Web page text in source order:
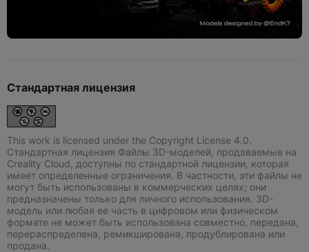
Стандартная лицензия
This work is licensed under the Copyright License 4.0.
Стандартная лицензия Файлы 3D-моделей, продаваемые на
Creality Cloud, доступны по стандартной лицензии, которая
имеет определенные ограничения. В частности, эти файлы не
могут быть использованы в коммерческих целях; они
предназначены только для личного использования. 3D-
модель или любая ее часть в цифровом или физическом
формате не может быть использована совместно, передана,
перераспределена, ремикширована, продублирована или
продана.